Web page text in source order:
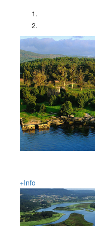
+Info